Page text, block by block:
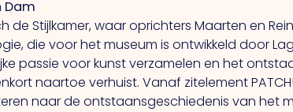
Dam
Stijlkamer, waar oprichters Maarten en
die voor het museum is ontwikkeld door
passie voor kunst verzamelen en het
naartoe verhuist. Vanaf zitelement
naar de ontstaansgeschiedenis van het